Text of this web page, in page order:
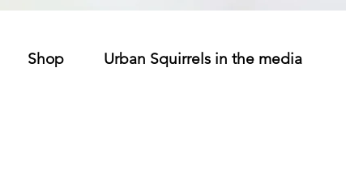
Shop Urban Squirrels in the media